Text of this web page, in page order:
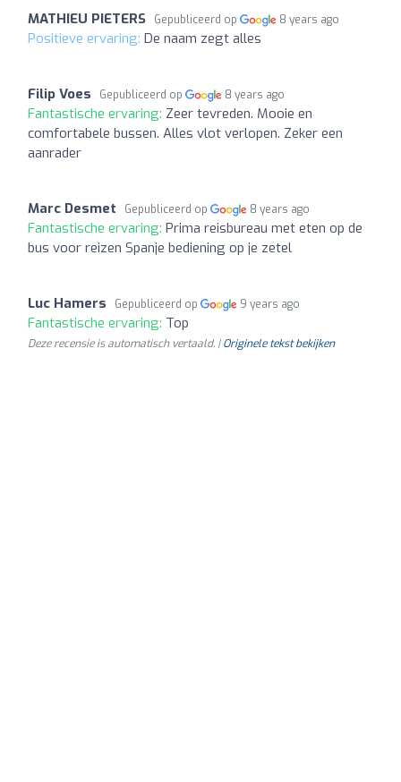
MATHIEU PIETERS Gepubliceerd op 8 years ago
Positieve ervaring: De naam zegt alles
Filip Voes Gepubliceerd op 8 years ago
Fantastische ervaring: Zeer tevreden. Mooie en
comfortabele bussen. Alles vlot verlopen. Zeker een
aanrader
Marc Desmet Gepubliceerd op 8 years ago
Fantastische ervaring: Prima reisbureau met eten op de
bus voor reizen Spanje bediening op je zetel
Luc Hamers Gepubliceerd op 9 years ago
Fantastische ervaring: Top
Deze recensie is automatisch vertaald. |Originele tekst bekijken